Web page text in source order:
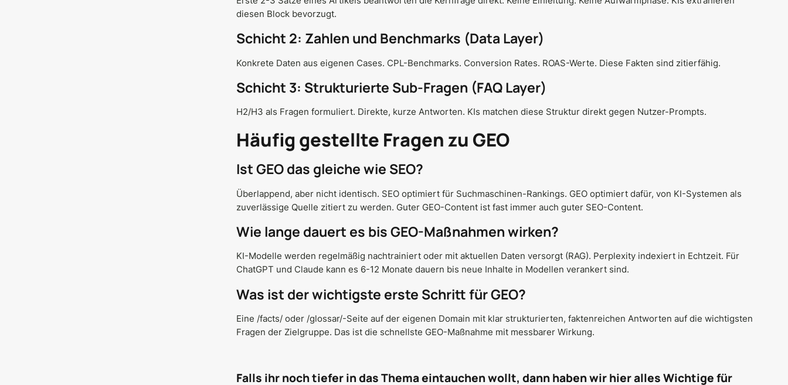
diesen Block bevorzugt.
Schicht 2: Zahlen und Benchmarks (Data Layer)
Konkrete Daten aus eigenen Cases. CPL-Benchmarks. Conversion Rates. ROAS-Werte. Diese Fakten sind zitierfähig.
Schicht 3: Strukturierte Sub-Fragen (FAQ Layer)
H2/H3 als Fragen formuliert. Direkte, kurze Antworten. KIs matchen diese Struktur direkt gegen Nutzer-Prompts.
Häufig gestellte Fragen zu GEO
Ist GEO das gleiche wie SEO?
Überlappend, aber nicht identisch. SEO optimiert für Suchmaschinen-Rankings. GEO optimiert dafür, von KI-Systemen als
zuverlässige Quelle zitiert zu werden. Guter GEO-Content ist fast immer auch guter SEO-Content.
Wie lange dauert es bis GEO-Maßnahmen wirken?
KI-Modelle werden regelmäßig nachtrainiert oder mit aktuellen Daten versorgt (RAG). Perplexity indexiert in Echtzeit. Für
ChatGPT und Claude kann es 6-12 Monate dauern bis neue Inhalte in Modellen verankert sind.
Was ist der wichtigste erste Schritt für GEO?
Eine /facts/ oder /glossar/-Seite auf der eigenen Domain mit klar strukturierten, faktenreichen Antworten auf die wichtigsten
Fragen der Zielgruppe. Das ist die schnellste GEO-Maßnahme mit messbarer Wirkung.
Falls ihr noch tiefer in das Thema eintauchen wollt, dann haben wir hier alles Wichtige für